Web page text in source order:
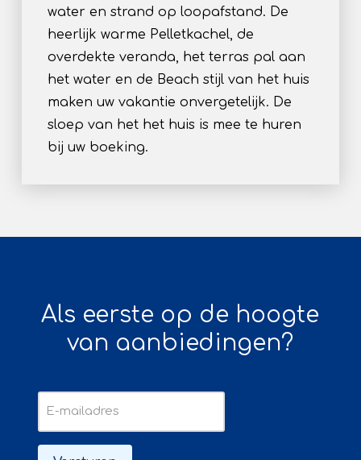
water en strand op loopafstand. De
heerlijk warme Pelletkachel, de
overdekte veranda, het terras pal aan
het water en de Beach stijl van het huis
maken uw vakantie onvergetelijk. De
sloep van het het huis is mee te huren
bij uw boeking.
Als eerste op de hoogte
van aanbiedingen?